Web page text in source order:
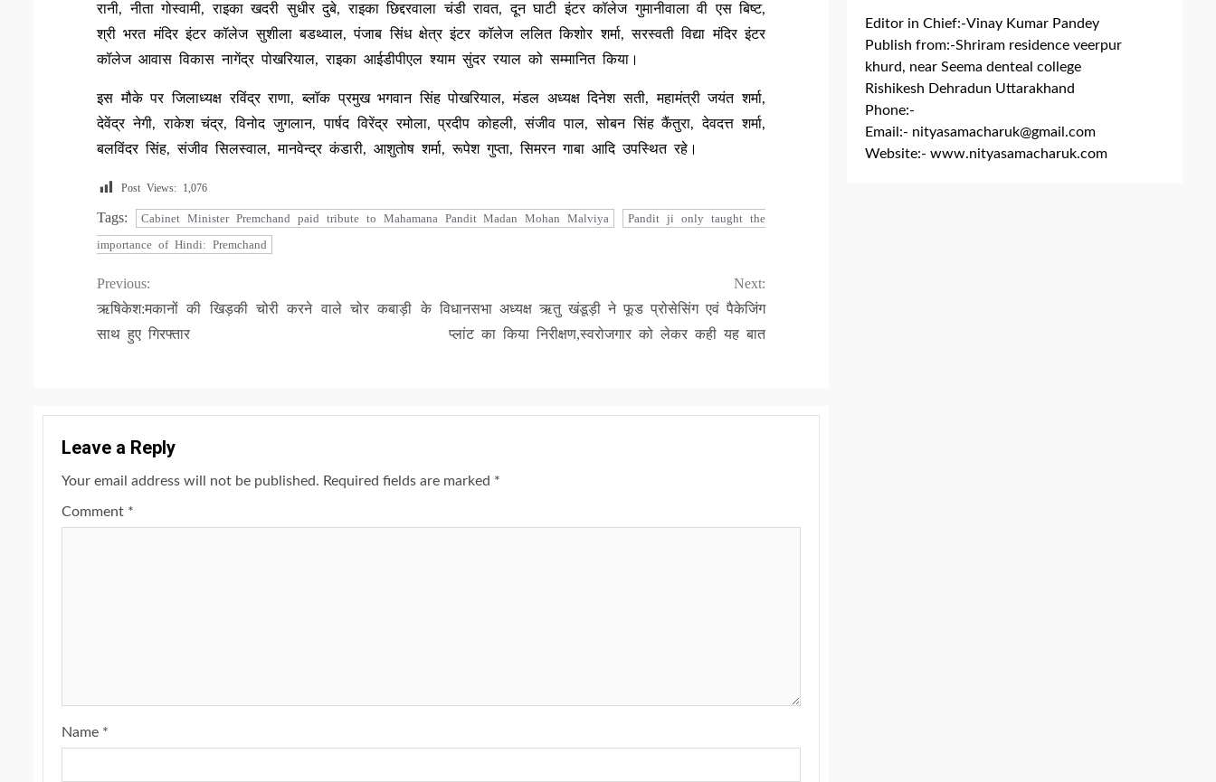
रानी, नीता गोस्वामी, राइका खदरी सुधीर दुबे, राइका छिद्दरवाला चंडी रावत, दून घाटी इंटर कॉलेज गुमानीवाला वी एस बिष्ट,
श्री भरत मंदिर इंटर कॉलेज सुशीला बडथ्वाल, पंजाब सिंध क्षेत्र इंटर कॉलेज ललित किशोर शर्मा, सरस्वती विद्या मंदिर इंटर
कॉलेज आवास विकास नागेंद्र पोखरियाल, राइका आईडीपीएल श्याम सुंदर रयाल को सम्मानित किया।
इस मौके पर जिलाध्यक्ष रविंद्र राणा, ब्लॉक प्रमुख भगवान सिंह पोखरियाल, मंडल अध्यक्ष दिनेश सती, महामंत्री जयंत शर्मा,
देवेंद्र नेगी, राकेश चंद्र, विनोद जुगलान, पार्षद विरेंद्र रमोला, प्रदीप कोहली, संजीव पाल, सोबन सिंह कैंतुरा, देवदत्त शर्मा,
बलविंदर सिंह, संजीव सिलस्वाल, मानवेन्द्र कंडारी, आशुतोष शर्मा, रूपेश गुप्ता, सिमरन गाबा आदि उपस्थित रहे।
Post Views: 1,076
Tags: Cabinet Minister Premchand paid tribute to Mahamana Pandit Madan Mohan Malviya
Pandit ji only taught the
importance of Hindi: Premchand
Continue
Reading
Previous:
ऋषिकेश:मकानों की खिड़की चोरी करने वाले चोर कबाड़ी के
साथ हुए गिरफ्तार
Next:
विधानसभा अध्यक्ष ऋतु खंडूड़ी ने फूड प्रोसेसिंग एवं पैकेजिंग
प्लांट का किया निरीक्षण,स्वरोजगार को लेकर कही यह बात
Leave a Reply
Your email address will not be published. Required fields are marked *
Comment *
Name *
Editor in Chief:-Vinay Kumar Pandey
Publish from:-Shriram residence veerpur
khurd, near Seema denteal college
Rishikesh Dehradun Uttarakhand
Phone:-
Email:- nityasamacharuk@gmail.com
Website:- www.nityasamacharuk.com